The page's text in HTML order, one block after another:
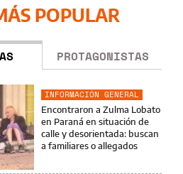
POPULAR
PROTAGONISTAS
INFORMACIÓN GENERAL
Encontraron a Zulma Lobato
en Paraná en situación de
calle y desorientada: buscan
a familiares o allegados